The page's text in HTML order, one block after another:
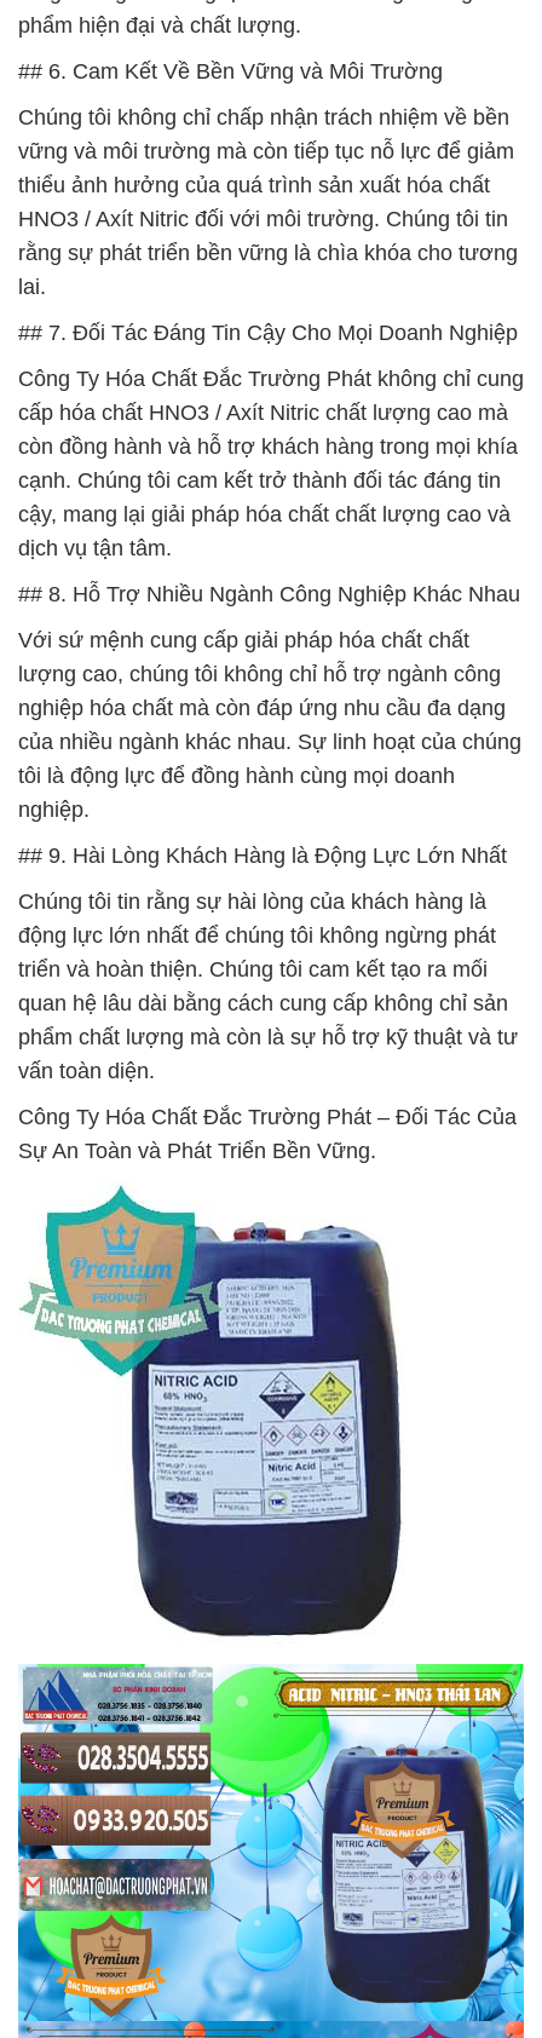
phẩm hiện đại và chất lượng.
## 6. Cam Kết Về Bền Vững và Môi Trường
Chúng tôi không chỉ chấp nhận trách nhiệm về bền
vững và môi trường mà còn tiếp tục nỗ lực để giảm
thiểu ảnh hưởng của quá trình sản xuất hóa chất
HNO3 / Axít Nitric đối với môi trường. Chúng tôi tin
rằng sự phát triển bền vững là chìa khóa cho tương
lai.
## 7. Đối Tác Đáng Tin Cậy Cho Mọi Doanh Nghiệp
Công Ty Hóa Chất Đắc Trường Phát không chỉ cung
cấp hóa chất HNO3 / Axít Nitric chất lượng cao mà
còn đồng hành và hỗ trợ khách hàng trong mọi khía
cạnh. Chúng tôi cam kết trở thành đối tác đáng tin
cậy, mang lại giải pháp hóa chất chất lượng cao và
dịch vụ tận tâm.
## 8. Hỗ Trợ Nhiều Ngành Công Nghiệp Khác Nhau
Với sứ mệnh cung cấp giải pháp hóa chất chất
lượng cao, chúng tôi không chỉ hỗ trợ ngành công
nghiệp hóa chất mà còn đáp ứng nhu cầu đa dạng
của nhiều ngành khác nhau. Sự linh hoạt của chúng
tôi là động lực để đồng hành cùng mọi doanh
nghiệp.
## 9. Hài Lòng Khách Hàng là Động Lực Lớn Nhất
Chúng tôi tin rằng sự hài lòng của khách hàng là
động lực lớn nhất để chúng tôi không ngừng phát
triển và hoàn thiện. Chúng tôi cam kết tạo ra mối
quan hệ lâu dài bằng cách cung cấp không chỉ sản
phẩm chất lượng mà còn là sự hỗ trợ kỹ thuật và tư
vấn toàn diện.
Công Ty Hóa Chất Đắc Trường Phát – Đối Tác Của
Sự An Toàn và Phát Triển Bền Vững.